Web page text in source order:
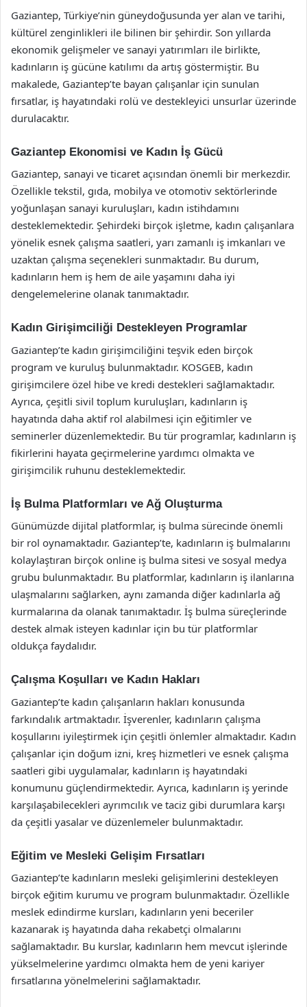
Gaziantep, Türkiye’nin güneydoğusunda yer alan ve tarihi,
kültürel zenginlikleri ile bilinen bir şehirdir. Son yıllarda
ekonomik gelişmeler ve sanayi yatırımları ile birlikte,
kadınların iş gücüne katılımı da artış göstermiştir. Bu
makalede, Gaziantep’te bayan çalışanlar için sunulan
fırsatlar, iş hayatındaki rolü ve destekleyici unsurlar üzerinde
durulacaktır.
Gaziantep Ekonomisi ve Kadın İş Gücü
Gaziantep, sanayi ve ticaret açısından önemli bir merkezdir.
Özellikle tekstil, gıda, mobilya ve otomotiv sektörlerinde
yoğunlaşan sanayi kuruluşları, kadın istihdamını
desteklemektedir. Şehirdeki birçok işletme, kadın çalışanlara
yönelik esnek çalışma saatleri, yarı zamanlı iş imkanları ve
uzaktan çalışma seçenekleri sunmaktadır. Bu durum,
kadınların hem iş hem de aile yaşamını daha iyi
dengelemelerine olanak tanımaktadır.
Kadın Girişimciliği Destekleyen Programlar
Gaziantep’te kadın girişimciliğini teşvik eden birçok
program ve kuruluş bulunmaktadır. KOSGEB, kadın
girişimcilere özel hibe ve kredi destekleri sağlamaktadır.
Ayrıca, çeşitli sivil toplum kuruluşları, kadınların iş
hayatında daha aktif rol alabilmesi için eğitimler ve
seminerler düzenlemektedir. Bu tür programlar, kadınların iş
fikirlerini hayata geçirmelerine yardımcı olmakta ve
girişimcilik ruhunu desteklemektedir.
İş Bulma Platformları ve Ağ Oluşturma
Günümüzde dijital platformlar, iş bulma sürecinde önemli
bir rol oynamaktadır. Gaziantep’te, kadınların iş bulmalarını
kolaylaştıran birçok online iş bulma sitesi ve sosyal medya
grubu bulunmaktadır. Bu platformlar, kadınların iş ilanlarına
ulaşmalarını sağlarken, aynı zamanda diğer kadınlarla ağ
kurmalarına da olanak tanımaktadır. İş bulma süreçlerinde
destek almak isteyen kadınlar için bu tür platformlar
oldukça faydalıdır.
Çalışma Koşulları ve Kadın Hakları
Gaziantep’te kadın çalışanların hakları konusunda
farkındalık artmaktadır. İşverenler, kadınların çalışma
koşullarını iyileştirmek için çeşitli önlemler almaktadır. Kadın
çalışanlar için doğum izni, kreş hizmetleri ve esnek çalışma
saatleri gibi uygulamalar, kadınların iş hayatındaki
konumunu güçlendirmektedir. Ayrıca, kadınların iş yerinde
karşılaşabilecekleri ayrımcılık ve taciz gibi durumlara karşı
da çeşitli yasalar ve düzenlemeler bulunmaktadır.
Eğitim ve Mesleki Gelişim Fırsatları
Gaziantep’te kadınların mesleki gelişimlerini destekleyen
birçok eğitim kurumu ve program bulunmaktadır. Özellikle
meslek edindirme kursları, kadınların yeni beceriler
kazanarak iş hayatında daha rekabetçi olmalarını
sağlamaktadır. Bu kurslar, kadınların hem mevcut işlerinde
yükselmelerine yardımcı olmakta hem de yeni kariyer
fırsatlarına yönelmelerini sağlamaktadır.